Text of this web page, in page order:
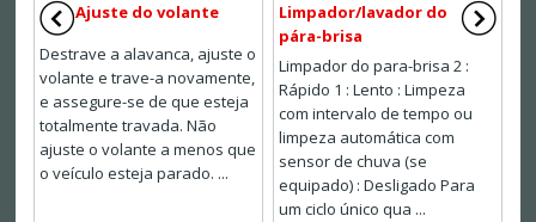
Ajuste do volante
Destrave a alavanca, ajuste o
volante e trave-a novamente,
e assegure-se de que esteja
totalmente travada. Não
ajuste o volante a menos que
o veículo esteja parado. ...
Limpador/lavador do
pára-brisa
Limpador do para-brisa 2 :
Rápido 1 : Lento : Limpeza
com intervalo de tempo ou
limpeza automática com
sensor de chuva (se
equipado) : Desligado Para
um ciclo único qua ...